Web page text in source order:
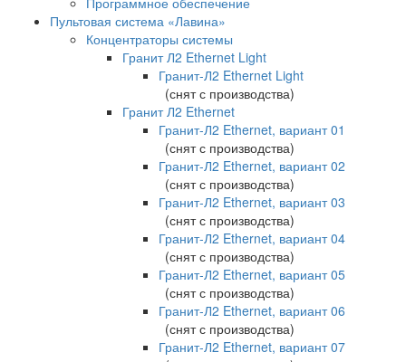
Пультовая система «Лавина»
Концентраторы системы
Гранит Л2 Ethernet Light
Гранит-Л2 Ethernet Light
(снят с производства)
Гранит Л2 Ethernet
Гранит-Л2 Ethernet, вариант 01
(снят с производства)
Гранит-Л2 Ethernet, вариант 02
(снят с производства)
Гранит-Л2 Ethernet, вариант 03
(снят с производства)
Гранит-Л2 Ethernet, вариант 04
(снят с производства)
Гранит-Л2 Ethernet, вариант 05
(снят с производства)
Гранит-Л2 Ethernet, вариант 06
(снят с производства)
Гранит-Л2 Ethernet, вариант 07